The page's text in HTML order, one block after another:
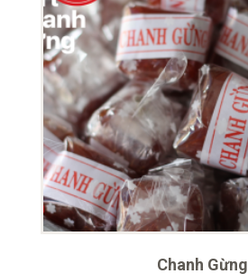
Chanh Gừng